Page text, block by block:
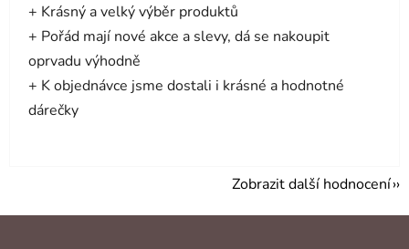
+ Krásný a velký výběr produktů
+ Pořád mají nové akce a slevy, dá se nakoupit
oprvadu výhodně
+ K objednávce jsme dostali i krásné a hodnotné
dárečky
Zobrazit další hodnocení
Z